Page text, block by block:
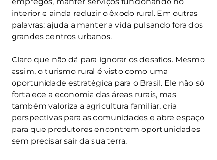
empregos, manter serviços funcionando no
interior e ainda reduzir o êxodo rural. Em outras
palavras: ajuda a manter a vida pulsando fora dos
grandes centros urbanos.
Claro que não dá para ignorar os desafios. Mesmo
assim, o turismo rural é visto como uma
oportunidade estratégica para o Brasil. Ele não só
fortalece a economia das áreas rurais, mas
também valoriza a agricultura familiar, cria
perspectivas para as comunidades e abre espaço
para que produtores encontrem oportunidades
sem precisar sair da sua terra.